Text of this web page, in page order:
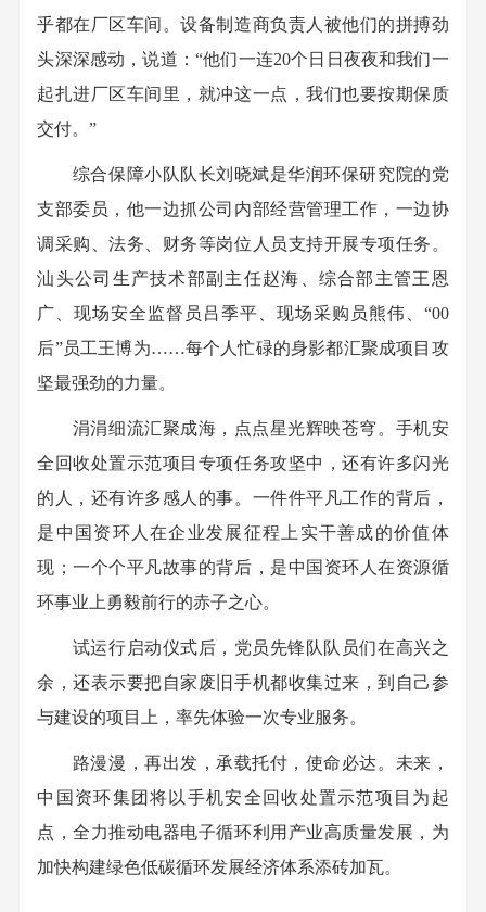
乎都在厂区车间。设备制造商负责人被他们的拼搏劲
头深深感动，说道：“他们一连20个日日夜夜和我们一
起扎进厂区车间里，就冲这一点，我们也要按期保质
交付。”
综合保障小队队长刘晓斌是华润环保研究院的党
支部委员，他一边抓公司内部经营管理工作，一边协
调采购、法务、财务等岗位人员支持开展专项任务。
汕头公司生产技术部副主任赵海、综合部主管王恩
广、现场安全监督员吕季平、现场采购员熊伟、“00
后”员工王博为……每个人忙碌的身影都汇聚成项目攻
坚最强劲的力量。
涓涓细流汇聚成海，点点星光辉映苍穹。手机安
全回收处置示范项目专项任务攻坚中，还有许多闪光
的人，还有许多感人的事。一件件平凡工作的背后，
是中国资环人在企业发展征程上实干善成的价值体
现；一个个平凡故事的背后，是中国资环人在资源循
环事业上勇毅前行的赤子之心。
试运行启动仪式后，党员先锋队队员们在高兴之
余，还表示要把自家废旧手机都收集过来，到自己参
与建设的项目上，率先体验一次专业服务。
路漫漫，再出发，承载托付，使命必达。未来，
中国资环集团将以手机安全回收处置示范项目为起
点，全力推动电器电子循环利用产业高质量发展，为
加快构建绿色低碳循环发展经济体系添砖加瓦。